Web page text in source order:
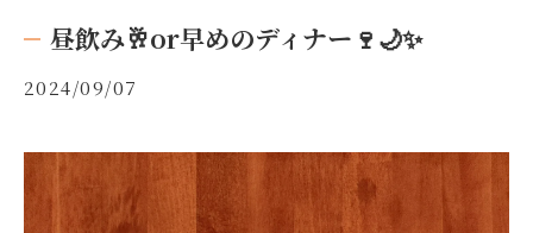
昼飲み🥂or早めのディナー🍷🌙✨
2024/09/07